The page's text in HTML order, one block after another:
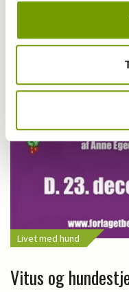
Vitus og
Livet med hund
Vitus og